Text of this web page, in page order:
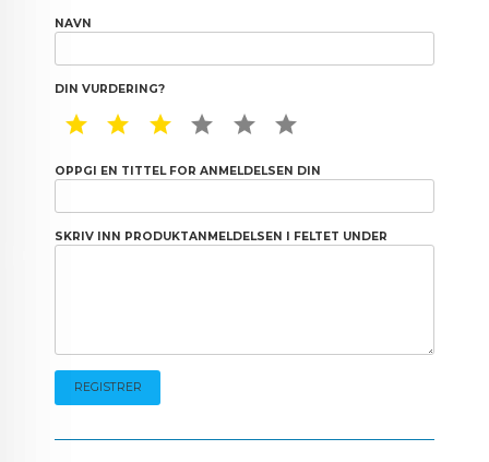
NAVN
DIN VURDERING?
1 STAR2 STAR3 STAR4 STAR5 STAR
OPPGI EN TITTEL FOR ANMELDELSEN DIN
SKRIV INN PRODUKTANMELDELSEN I FELTET UNDER